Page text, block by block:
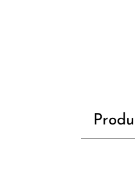
Fahrradanhänger